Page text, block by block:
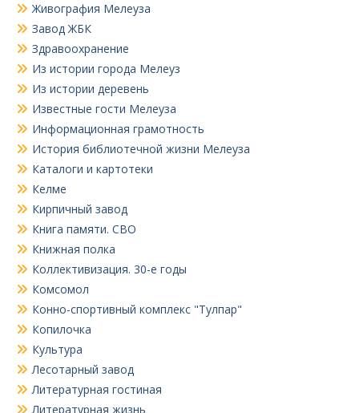
Живография Мелеуза
Завод ЖБК
Здравоохранение
Из истории города Мелеуз
Из истории деревень
Известные гости Мелеуза
Информационная грамотность
История библиотечной жизни Мелеуза
Каталоги и картотеки
Келме
Кирпичный завод
Книга памяти. СВО
Книжная полка
Коллективизация. 30-е годы
Комсомол
Конно-спортивный комплекс "Тулпар"
Копилочка
Культура
Лесотарный завод
Литературная гостиная
Литературная жизнь